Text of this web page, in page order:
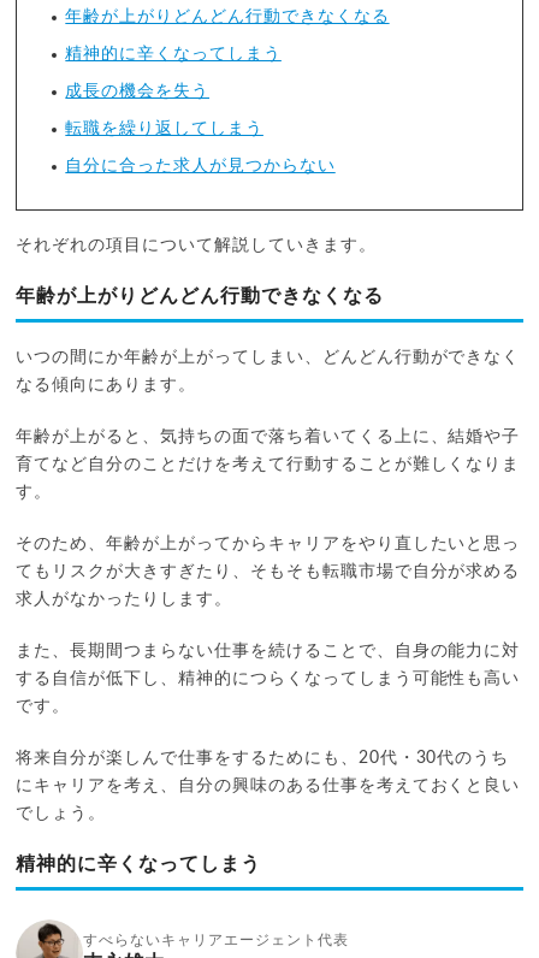
年齢が上がりどんどん行動できなくなる
精神的に辛くなってしまう
成長の機会を失う
転職を繰り返してしまう
自分に合った求人が見つからない
それぞれの項目について解説していきます。
年齢が上がりどんどん行動できなくなる
いつの間にか年齢が上がってしまい、どんどん行動ができなく
なる傾向にあります。
年齢が上がると、気持ちの面で落ち着いてくる上に、結婚や子
育てなど自分のことだけを考えて行動することが難しくなりま
す。
そのため、年齢が上がってからキャリアをやり直したいと思っ
てもリスクが大きすぎたり、そもそも転職市場で自分が求める
求人がなかったりします。
また、長期間つまらない仕事を続けることで、自身の能力に対
する自信が低下し、精神的につらくなってしまう可能性も高い
です。
将来自分が楽しんで仕事をするためにも、20代・30代のうち
にキャリアを考え、自分の興味のある仕事を考えておくと良い
でしょう。
精神的に辛くなってしまう
すべらないキャリアエージェント代表